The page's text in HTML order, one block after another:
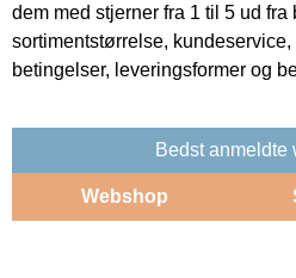
dem med stjerner fra 1 til 5 ud
sortimentstørrelse,
betingelser, leveringsformer og
Bedst anmeldte
Webshop